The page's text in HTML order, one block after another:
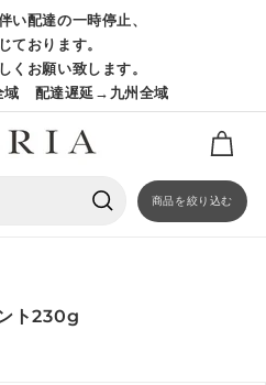
ス
ラ
イ
ド
シ
ョ
い配達の一時停止、
ております。
くお願い致します。
域 配達遅延→九州全域
商品を絞り込む
ト230g